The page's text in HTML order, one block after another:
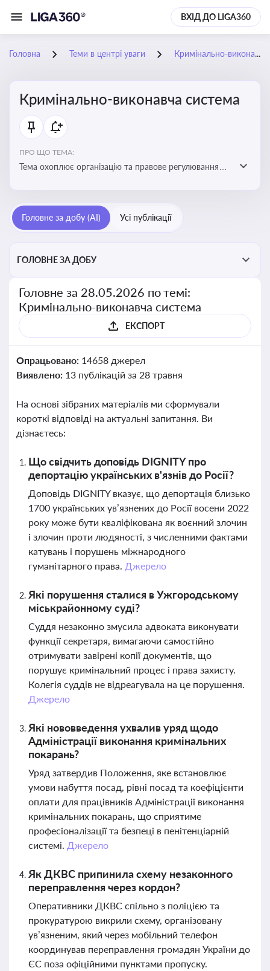
ВХІД ДО LIGA360
Головна Теми в центрі уваги Кримінально-виконавча система
Кримінально-виконавча система
ПРО ЩО ТЕМА:
Тема охоплює організацію та правове регулювання
відбувають покарання
Головне за добу (AI) Усі публікації
ГОЛОВНЕ ЗА ДОБУ
Головне за 28.05.2026 по темі:
Кримінально-виконавча система
ЕКСПОРТ
Опрацьовано: 14658 джерел
Виявлено: 13 публікацій за 28 травня
На основі зібраних матеріалів ми сформували
короткі відповіді на актуальні запитання. Ви
дізнаєтесь:
Що свідчить доповідь DIGNITY про
депортацію українських в'язнів до Росії?
Доповідь DIGNITY вказує, що депортація близько
1700 українських ув’язнених до Росії восени 2022
року може бути кваліфікована як воєнний злочин
і злочин проти людяності, з численними фактами
катувань і порушень міжнародного
гуманітарного права. Джерело
Які порушення сталися в Ужгородському
міськрайонному суді?
Суддя незаконно змусила адвоката виконувати
функції секретаря, вимагаючи самостійно
отримувати завірені копії документів, що
порушує кримінальний процес і права захисту.
Колегія суддів не відреагувала на це порушення.
Джерело
Які нововведення ухвалив уряд щодо
Адміністрації виконання кримінальних
покарань?
Уряд затвердив Положення, яке встановлює
умови набуття посад, рівні посад та коефіцієнти
оплати для працівників Адміністрації виконання
кримінальних покарань, що сприятиме
професіоналізації та безпеці в пенітенціарній
системі. Джерело
Як ДКВС припинила схему незаконного
переправлення через кордон?
Оперативники ДКВС спільно з поліцією та
прокуратурою викрили схему, організовану
ув’язненим, який через мобільний телефон
координував переправлення громадян України до
ЄС поза офіційними пунктами пропуску.